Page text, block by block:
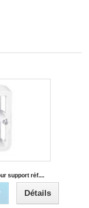
support réf....
Détails